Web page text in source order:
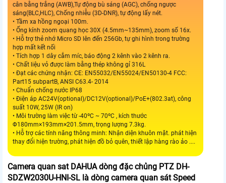
cân bằng trắng (AWB),Tự động bù sáng (AGC), chống ngược
sáng(BLC,HLC), Chống nhiễu (3D-DNR), tự động lấy nét.
• Tầm xa hồng ngoại 100m.
• Ống kính zoom quang học 30X (4.5mm~135mm), zoom số 16x.
• Hỗ trợ thẻ nhớ Micro SD lên đến 256Gb, tự ghi hình trong trường
hợp mất kết nối
• Tích hợp 1 dây cắm míc, báo động 2 kênh vào 2 kênh ra.
• Chất liệu vỏ được làm bằng thép không gỉ 316L
• Đạt các chứng nhận: CE: EN55032/EN55024/EN50130-4 FCC:
Part15 subpartB, ANSI C63.4- 2014
• Chuẩn chống nước IP68
• Điện áp AC24V(optional)/DC12V(optional)/PoE+(802.3at), công
suất 10W, 25W (IR on)
• Môi trường làm việc từ -40ºC ~ 70ºC , kích thước
Φ180mm×193mm×201.5mm, trọng lượng 7.3kg.
• Hỗ trợ các tính năng thông minh: Nhận diện khuôn mặt. phát hiện
thay đổi hiện trường, phát hiện đồ bỏ quên, thiết lập hàng rào ảo ....
Camera quan sat DAHUA dòng đặc chủng PTZ DH-
SDZW2030U-HNI-SL là dòng camera quan sát Speed